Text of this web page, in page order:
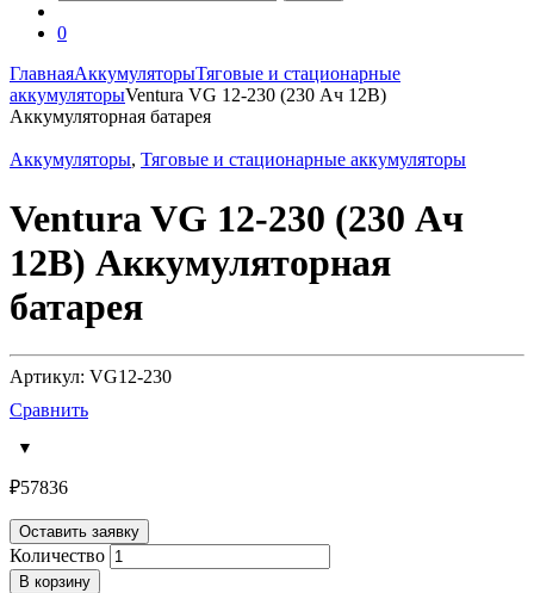
0
ГлавнаяАккумуляторыТяговые и стационарные
аккумуляторыVentura VG 12-230 (230 Ач 12В)
Аккумуляторная батарея
Аккумуляторы, Тяговые и стационарные аккумуляторы
Ventura VG 12-230 (230 Ач
12В) Аккумуляторная
батарея
Артикул: VG12-230
Сравнить
₽57836
Оставить заявку
Количество
В корзину